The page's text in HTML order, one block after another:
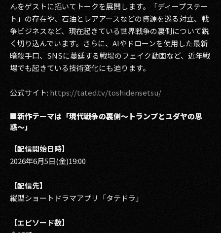
2015
2014
2013
2012
2011
2010
んをゲストに招いてトークを展開します。「ディープステー
ト」の存在や、石油とレアアースなどの資源を巡る対立、戦
争ビジネスなど、現在起きている世界戦争の裏側について鋭
く切り込んでいます。さらに、AIやドローンを使用した最新
暗殺手口、SNSに蔓延する戦場のフェイク動画など、近年戦
場でも起きている技術変化にも迫ります。
公式サイト: https://tated.tv/toshidensetsu/
■新作テーマは「現代戦争の裏側〜トランプとユダヤの思
惑〜」
【配信開始日時】
2026年6月5日(金)19:00
【配信先】
縦型ショートドラマアプリ「タテドラ」
【エピソード数】